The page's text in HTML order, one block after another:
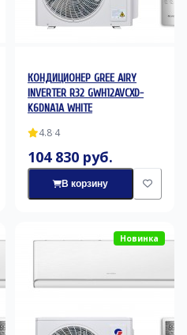
КОНДИЦИОНЕР GREE AIRY
INVERTER R32 GWH12AVCXD-
K6DNA1A WHITE
4.8·4
104 830 руб.
В корзину
Новинка